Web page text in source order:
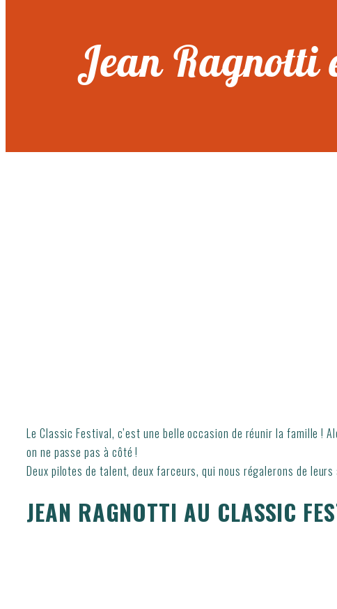
Jean Ragnotti
Le Classic Festival, c’est une belle occasion de réunir la famille !
on ne passe pas à côté !
Deux pilotes de talent, deux farceurs, qui nous régalerons de
JEAN RAGNOTTI AU CLASSIC